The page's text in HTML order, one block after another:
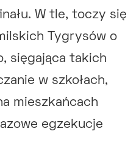
W tle, toczy się
Tygrysów o
sięgająca takich
w szkołach,
mieszkańcach
egzekucje